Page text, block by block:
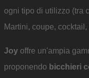
ogni tipo di utilizzo (tra
Martini, coupe,
Joy offre un'ampia
proponendo bicchieri